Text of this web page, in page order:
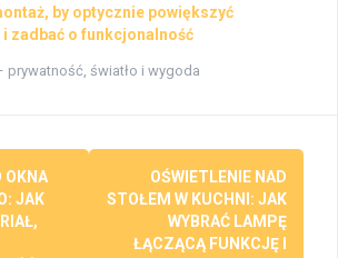
by optycznie powiększyć
zadbać o funkcjonalność
prywatność, światło i wygoda
OKNA
JAK
OŚWIETLENIE NAD
STOŁEM W KUCHNI: JAK
WYBRAĆ LAMPĘ
ŁĄCZĄCĄ FUNKCJĘ I